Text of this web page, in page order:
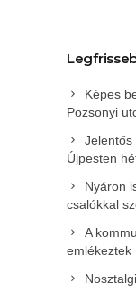
Képes
Pozsonyi
Jelentős
Újpesten
Nyáron
csalókkal
A
emlékeztek